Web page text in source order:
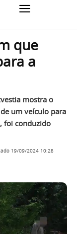
que
a
mostra o
um veículo para
foi conduzido
19/09/2024 10:28